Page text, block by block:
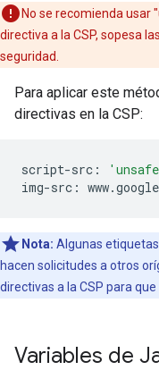
No se recomienda usar
directiva a la CSP, sopesa
seguridad.
Para aplicar este
directivas en la CSP:
script-src :
img-src : www.
Nota: Algunas
hacen solicitudes a otros
directivas a la CSP para
Variables de